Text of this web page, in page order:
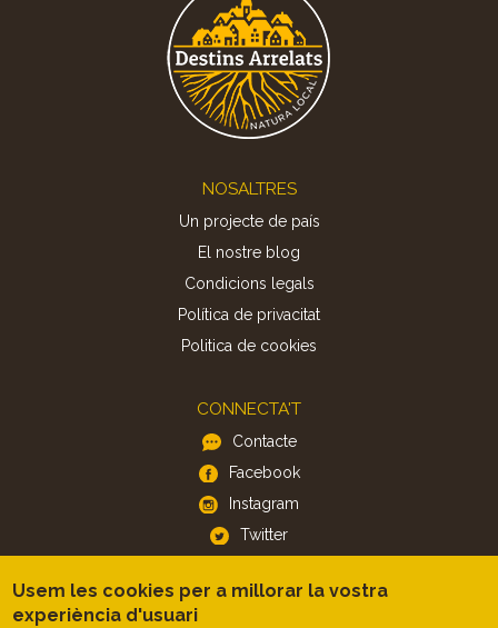
NOSALTRES
Un projecte de país
El nostre blog
Condicions legals
Política de privacitat
Politica de cookies
CONNECTA'T
Contacte
Facebook
Instagram
Twitter
APP
Usem les cookies per a millorar la vostra
experiència d'usuari